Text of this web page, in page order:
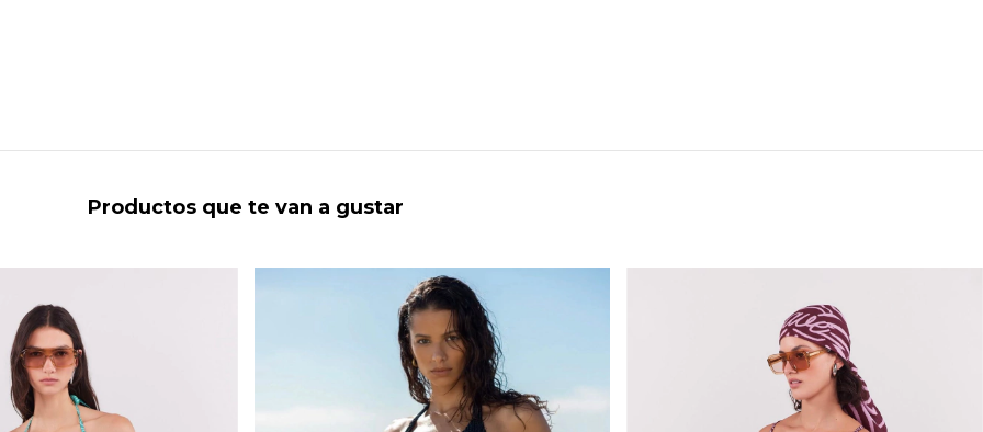
Productos que te van a gustar